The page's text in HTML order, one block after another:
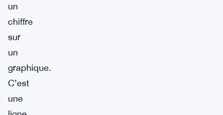
un
chiffre
sur
un
graphique.
C’est
une